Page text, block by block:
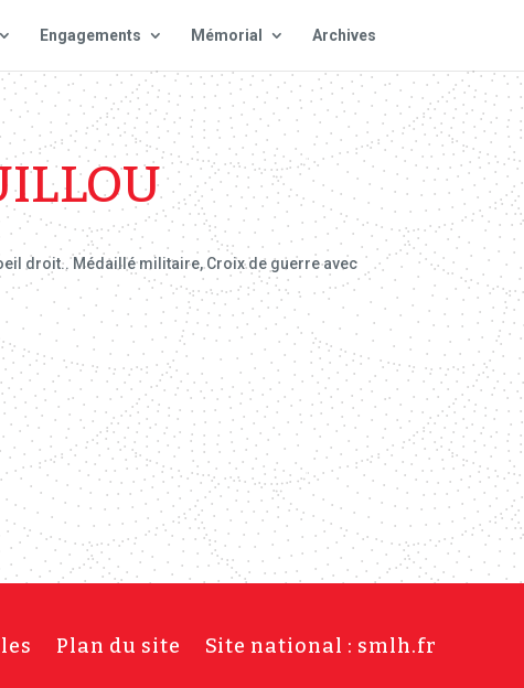
Engagements Mémorial Archives
droit.. Médaillé militaire, Croix de guerre avec
Plan du site Site national : smlh.fr